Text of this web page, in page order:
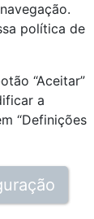
política de
“Aceitar”
a
“Definições